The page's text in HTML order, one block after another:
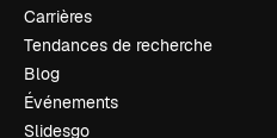
Carrières
Tendances de recherche
Blog
Événements
Slidesgo